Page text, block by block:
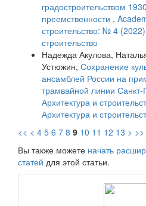
градостроительством
преемственности ,
строительство: № 4
строительство
Надежда Акулова,
Устюжин, Сохранение
ансамблей России на
трамвайной линии Санкт-
Архитектура и
Архитектура и
<< < 4 5 6 7 8 9 10 11 12 13 > >>
Вы также можете начать
статей для этой статьи.